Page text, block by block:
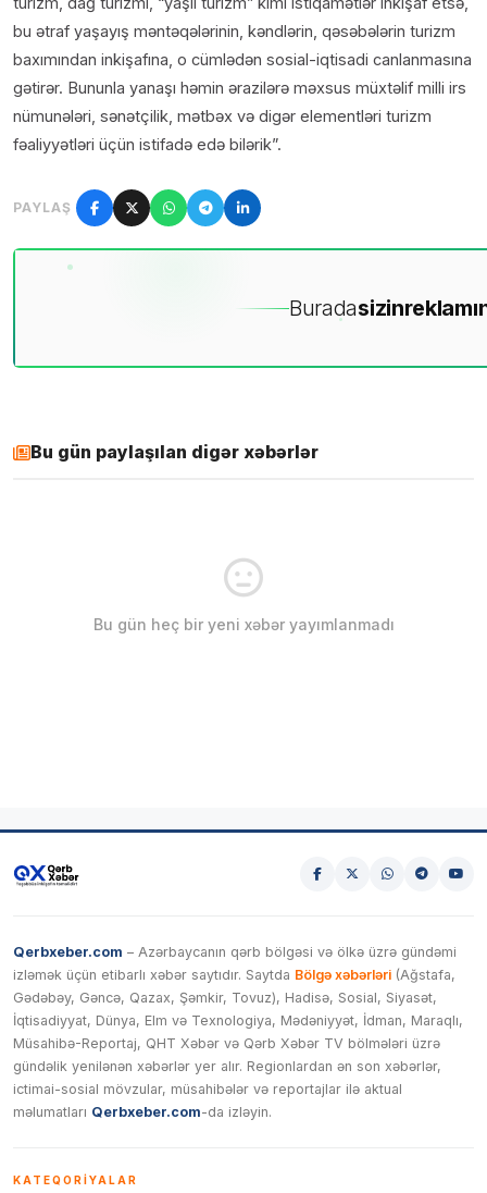
bu ətraf yaşayış məntəqələrinin, kəndlərin, qəsəbələrin turizm
baxımından inkişafına, o cümlədən sosial-iqtisadi canlanmasına
gətirər. Bununla yanaşı həmin ərazilərə məxsus müxtəlif milli irs
nümunələri, sənətçilik, mətbəx və digər elementləri turizm
fəaliyyətləri üçün istifadə edə bilərik”.
PAYLAŞ
Buradasizin
Bu gün paylaşılan digər xəbərlər
Bu gün heç bir yeni xəbər yayımlanmadı
Qerbxeber.com – Azərbaycanın qərb bölgəsi və ölkə üzrə gündəmi
izləmək üçün etibarlı xəbər saytıdır. Saytda Bölgə xəbərləri (Ağstafa,
Gədəbəy, Gəncə, Qazax, Şəmkir, Tovuz), Hadisə, Sosial, Siyasət,
İqtisadiyyat, Dünya, Elm və Texnologiya, Mədəniyyət, İdman, Maraqlı,
Müsahibə-Reportaj, QHT Xəbər və Qərb Xəbər TV bölmələri üzrə
gündəlik yenilənən xəbərlər yer alır. Regionlardan ən son xəbərlər,
ictimai-sosial mövzular, müsahibələr və reportajlar ilə aktual
məlumatları Qerbxeber.com-da izləyin.
KATEQORIYALAR